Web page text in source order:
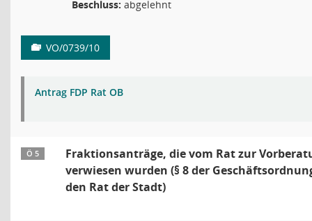
Beschluss: abgelehnt
VO/0739/10
Antrag FDP Rat OB
Ö 5
Fraktionsanträge, die vom Rat zur
verwiesen wurden (§ 8 der
den Rat der Stadt)